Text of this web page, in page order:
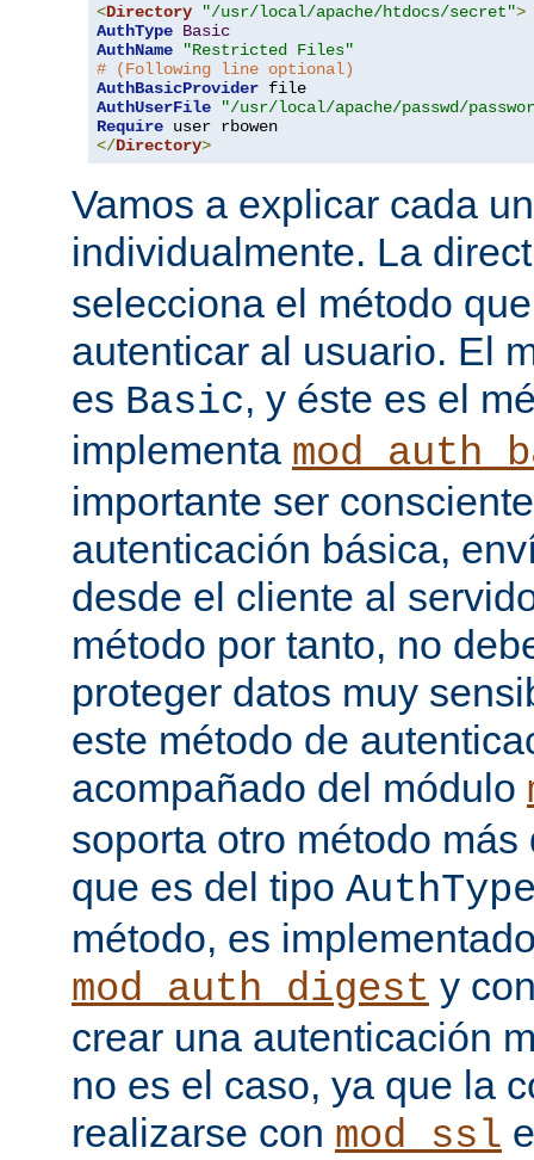
<Directory "/usr/local/apache/htdocs/secret">
AuthType Basic
AuthName
"Restricted Files"
# (Following line optional)
AuthBasicProvider
AuthUserFile
"/usr/local/apache/passwd/
Require
</Directory>
Vamos a explicar cada
individualmente. La
selecciona el método
autenticar al usuario. El
es Basic, y éste es el
implementa
importante ser
autenticación básica,
desde el cliente al
método por tanto, no
proteger datos muy
este método de
acompañado del módulo
soporta otro método
que es del tipo
método, es
mod_auth_digest y
crear una autenticación
no es el caso, ya que la
realizarse con mod_ssl